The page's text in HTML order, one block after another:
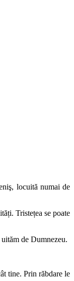
locuită numai de
Tristețea se poate
de Dumnezeu.
tine. Prin răbdare le